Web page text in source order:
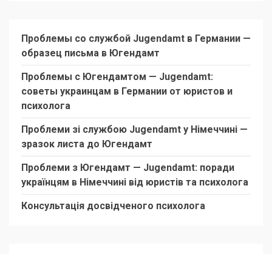
Проблемы со службой Jugendamt в Германии —
образец письма в Югендамт
Проблемы с Югендамтом — Jugendamt:
советы украинцам в Германии от юристов и
психолога
Проблеми зі службою Jugendamt у Німеччині —
зразок листа до Югендамт
Проблеми з Югендамт — Jugendamt: поради
українцям в Німеччині від юристів та психолога
Консультація досвідченого психолога